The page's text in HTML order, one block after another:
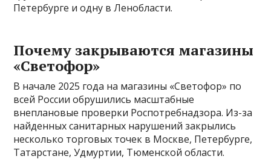
Петербурге и одну в Ленобласти.
Почему закрываются магазины
«Светофор»
В начале 2025 года на магазины «Светофор» по
всей России обрушились масштабные
внеплановые проверки Роспотребнадзора. Из-за
найденных санитарных нарушений закрылись
несколько торговых точек в Москве, Петербурге,
Татарстане, Удмуртии, Тюменской области.